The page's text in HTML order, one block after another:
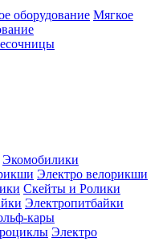
Мягкое
Экомобилики
Электро велорикши
Скейты и Ролики
Электропитбайки
кары
Электро